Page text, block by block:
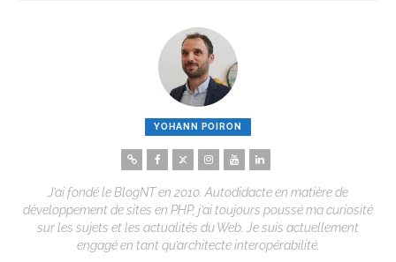
YOHANN POIRON
J’ai fondé le BlogNT en 2010. Autodidacte en matière de
développement de sites en PHP, j’ai toujours poussé ma curiosité
sur les sujets et les actualités du Web. Je suis actuellement
engagé en tant qu’architecte interopérabilité.